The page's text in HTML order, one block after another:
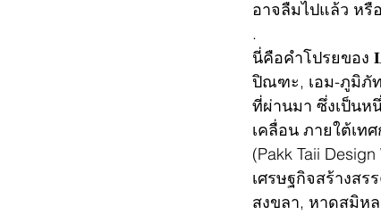
อาจลืมไปแล้ว หรื
.
นี่คือคำโปรยของ
ปิณฑะ, เอม-ภูมิภัท
ที่ผ่านมา ซึ่งเป็น
เคลื่อน ภายใต้เท
(Pakk Taii
เศรษฐกิจสร้างส
สงขลา, หาดสมิห